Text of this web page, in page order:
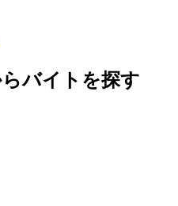
バイトを探す